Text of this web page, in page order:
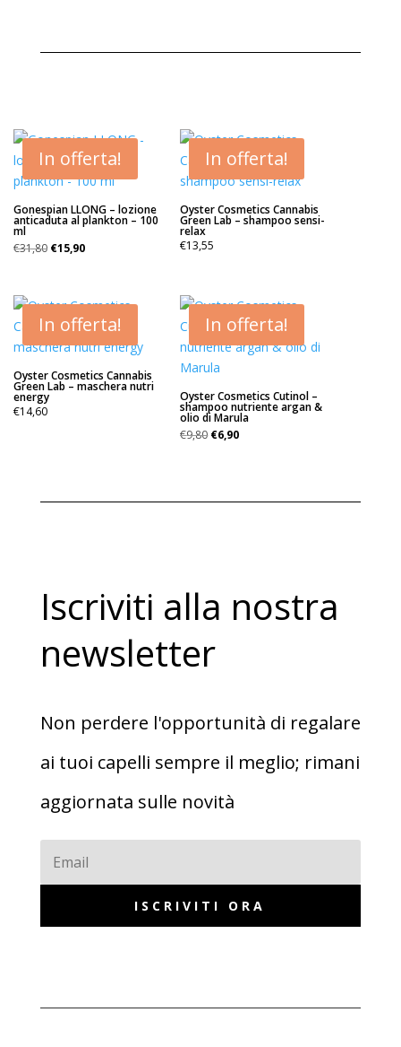
In offerta!
Gonespian LLONG – lozione
anticaduta al plankton – 100
ml
€31,80 Il
era:
€31,80.
€15,90Il
€15,90.
In offerta!
Oyster Cosmetics Cannabis
Green Lab – shampoo sensi-
relax
€13,55
In offerta!
Oyster Cosmetics Cannabis
Green Lab – maschera nutri
energy
€14,60
In offerta!
Oyster Cosmetics Cutinol –
shampoo nutriente argan &
olio di Marula
€9,80 Il
€9,80.
€6,90Il
€6,90.
Iscriviti alla nostra
newsletter
Non perdere l'opportunità di regalare
ai tuoi capelli sempre il meglio; rimani
aggiornata sulle novità
ISCRIVITI ORA